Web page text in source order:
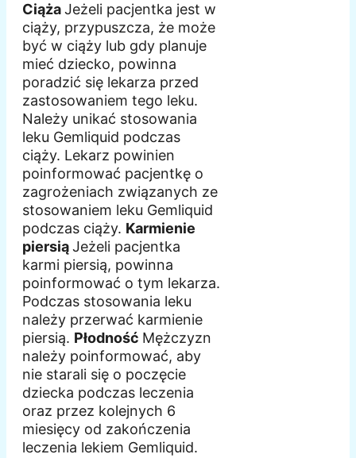
CiążaJeżeli pacjentka jest w
ciąży, przypuszcza, że może
być w ciąży lub gdy planuje
mieć dziecko, powinna
poradzić się lekarza przed
zastosowaniem tego leku.
Należy unikać stosowania
leku Gemliquid podczas
ciąży. Lekarz powinien
poinformować pacjentkę o
zagrożeniach związanych ze
stosowaniem leku Gemliquid
podczas ciąży. Karmienie
piersiąJeżeli pacjentka
karmi piersią, powinna
poinformować o tym lekarza.
Podczas stosowania leku
należy przerwać karmienie
piersią. Płodność Mężczyzn
należy poinformować, aby
nie starali się o poczęcie
dziecka podczas leczenia
oraz przez kolejnych 6
miesięcy od zakończenia
leczenia lekiem Gemliquid.